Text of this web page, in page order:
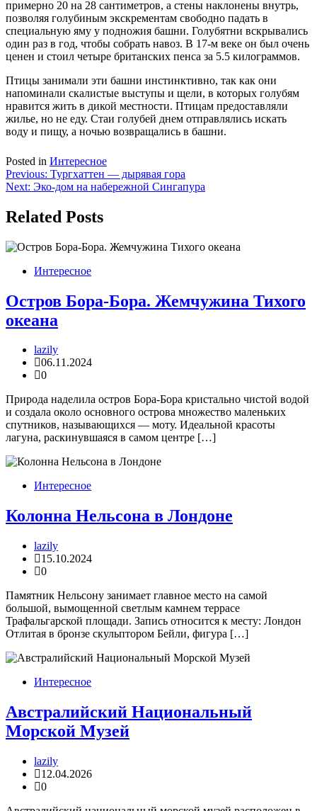
примерно 20 на 28 сантиметров, а стены наклонены внутрь,
позволяя голубиным экскрементам свободно падать в
специальную яму у подножия башни. Голубятни вскрывались
один раз в год, чтобы собрать навоз. В 17-м веке он был очень
ценен и стоил четыре британских пенса за 5.5 килограммов.
Птицы занимали эти башни инстинктивно, так как они
напоминали скалистые выступы и щели, в которых голубям
нравится жить в дикой местности. Птицам предоставляли
жилье, но не еду. Стаи голубей днем отправлялись искать
воду и пищу, а ночью возвращались в башни.
Posted in Интересное
Навигация
по
записям
Previous: Тургхаттен — дырявая гора
Next: Эко-дом на набережной Сингапура
Related Posts
Интересное
Остров Бора-Бора. Жемчужина Тихого
океана
lazily
06.11.2024
0
Природа наделила остров Бора-Бора кристально чистой водой
и создала около основного острова множество маленьких
спутников, называющихся — моту. Идеальной красоты
лагуна, раскинувшаяся в самом центре […]
Интересное
Колонна Нельсона в Лондоне
lazily
15.10.2024
0
Памятник Нельсону занимает главное место на самой
большой, вымощенной светлым камнем террасе
Трафальгарской площади. Запись относится к месту: Лондон
Отлитая в бронзе скульптором Бейли, фигура […]
Интересное
Австралийский Национальный
Морской Музей
lazily
12.04.2026
0